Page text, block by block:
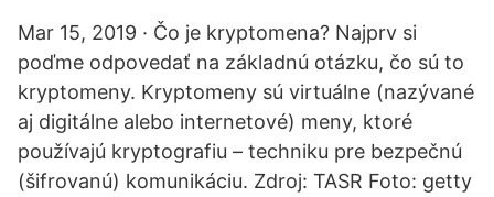
Mar 15, 2019 · Čo je kryptomena? Najprv si
poďme odpovedať na základnú otázku, čo sú to
kryptomeny. Kryptomeny sú virtuálne (nazývané
aj digitálne alebo internetové) meny, ktoré
používajú kryptografiu – techniku pre bezpečnú
(šifrovanú) komunikáciu. Zdroj: TASR Foto: getty